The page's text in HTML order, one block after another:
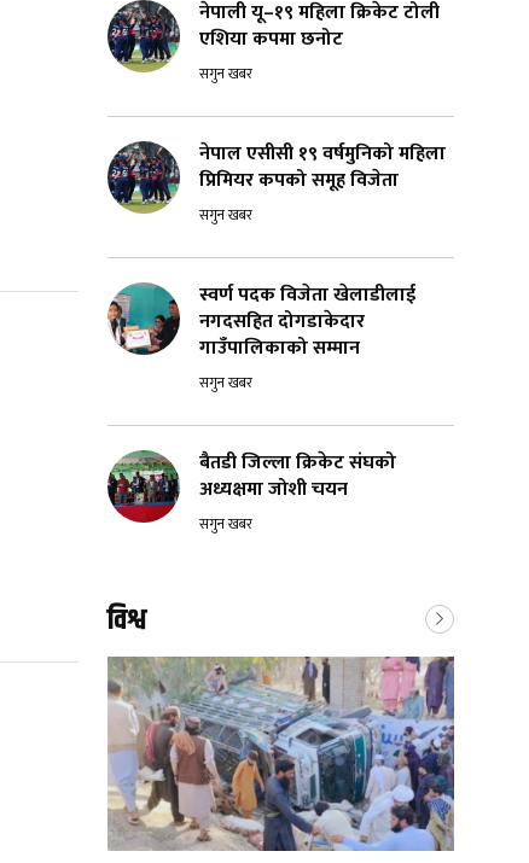
नेपाली यू–१९ महिला क्रिकेट टोली
एशिया कपमा छनोट
सगुन खबर
नेपाल एसीसी १९ वर्षमुनिको महिला
प्रिमियर कपको समूह विजेता
सगुन खबर
स्वर्ण पदक विजेता खेलाडीलाई
नगदसहित दोगडाकेदार
गाउँपालिकाको सम्मान
सगुन खबर
बैतडी जिल्ला क्रिकेट संघको
अध्यक्षमा जोशी चयन
सगुन खबर
विश्व